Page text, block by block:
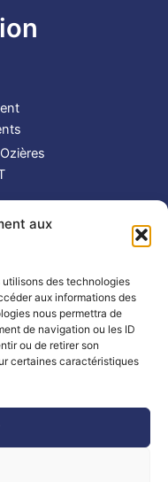
aux
des technologies
aux informations des
nous permettra de
de navigation ou les ID
ou de retirer son
certaines caractéristiques
!